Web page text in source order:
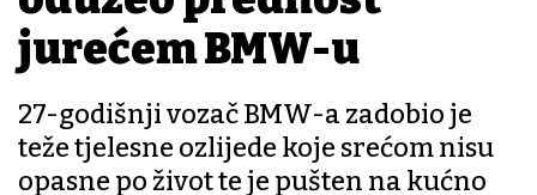
jurećem BMW-u
27-godišnji vozač BMW-a zadobio je
teže tjelesne ozlijede koje srećom nisu
opasne po život te je pušten na kućno